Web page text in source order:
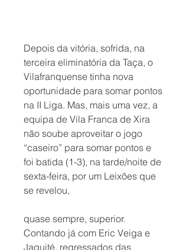
Depois da vitória, sofrida, na
terceira eliminatória da Taça, o
Vilafranquense tinha nova
oportunidade para somar pontos
na II Liga. Mas, mais uma vez, a
equipa de Vila Franca de Xira
não soube aproveitar o jogo
“caseiro” para somar pontos e
foi batida (1-3), na tarde/noite de
sexta-feira, por um Leixões que
se revelou,
quase sempre, superior.
Contando já com Eric Veiga e
Jaquité, regressados das